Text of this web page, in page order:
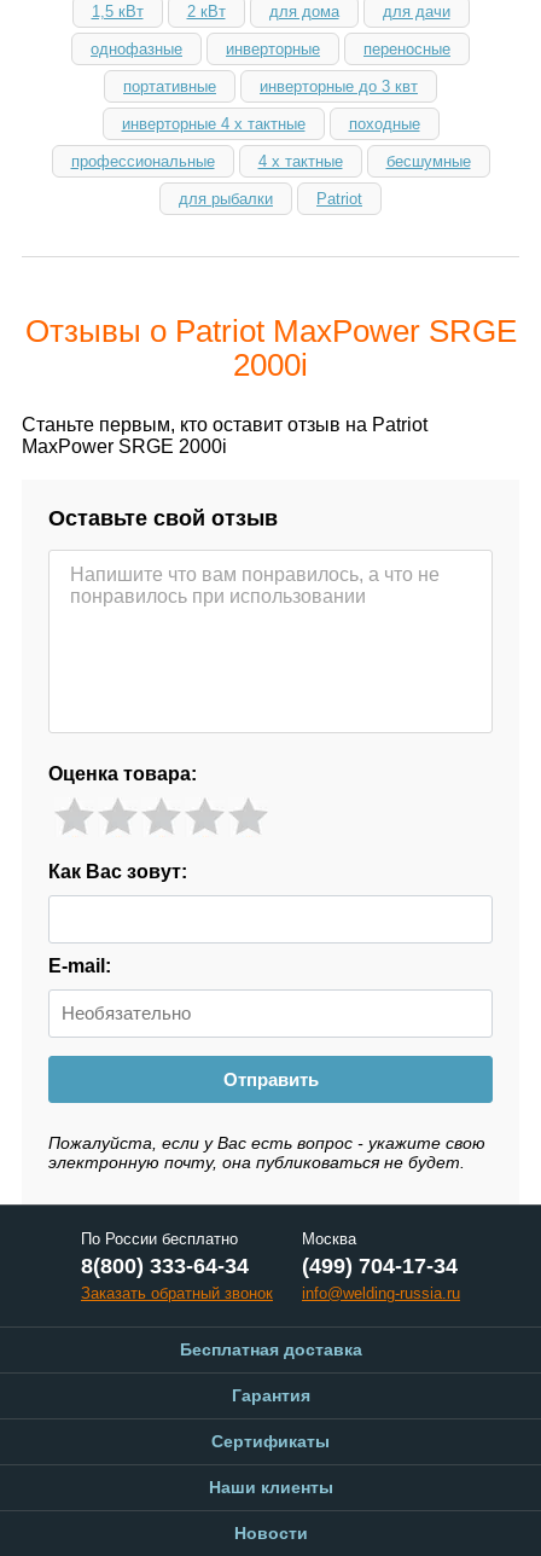
1,5 кВт 2 кВт для дома для дачи
однофазные инверторные переносные
портативные инверторные до 3 квт
инверторные 4 х тактные походные
профессиональные 4 х тактные бесшумные
для рыбалки Patriot
Отзывы о Patriot MaxPower SRGE
2000i
Станьте первым, кто оставит отзыв на Patriot
MaxPower SRGE 2000i
Оставьте свой отзыв
Оценка товара:
Как Вас зовут:
E-mail:
Отправить
Пожалуйста, если у Вас есть вопрос - укажите свою
электронную почту, она публиковаться не будет.
По России бесплатно
8(800) 333-64-34
Заказать обратный звонок
Москва
(499) 704-17-34
info@welding-russia.ru
Бесплатная доставка
Гарантия
Сертификаты
Наши клиенты
Новости